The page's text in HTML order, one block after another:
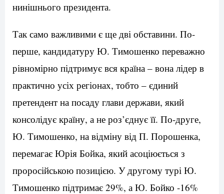
нинішнього президента.
Так само важливими є ще дві обставини. По-
перше, кандидатуру Ю. Тимошенко переважно
рівномірно підтримує вся країна – вона лідер в
практично усіх регіонах, тобто – єдиний
претендент на посаду глави держави, який
консолідує країну, а не роз’єднує її. По-друге,
Ю. Тимошенко, на відміну від П. Порошенка,
перемагає Юрія Бойка, який асоціюється з
проросійською позицією. У другому турі Ю.
Тимошенко підтримає 29%, а Ю. Бойко -16%